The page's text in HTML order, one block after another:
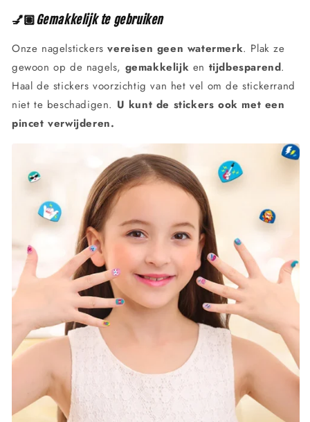
💅🏽Gemakkelijk te gebruiken
Onze nagelstickers vereisen geen watermerk. Plak ze
gewoon op de nagels, gemakkelijk en tijdbesparend.
Haal de stickers voorzichtig van het vel om de stickerrand
niet te beschadigen. U kunt de stickers ook met een
pincet verwijderen.